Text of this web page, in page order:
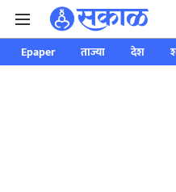
Epaper ताज्या देश